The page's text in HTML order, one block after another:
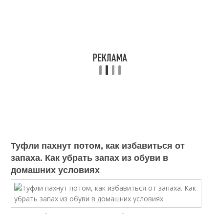
Туфли пахнут потом, как избавиться от
запаха. Как убрать запах из обуви в
домашних условиях